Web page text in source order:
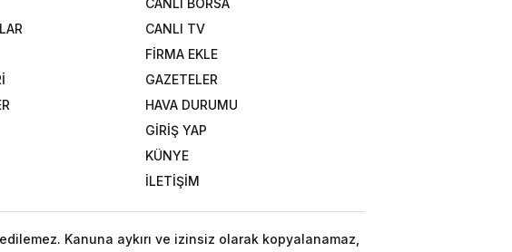
CANLI BORSA
CANLI TV
FİRMA EKLE
GAZETELER
HAVA DURUMU
GİRİŞ YAP
KÜNYE
İLETİŞİM
Kanuna aykırı ve izinsiz olarak kopyalanamaz,